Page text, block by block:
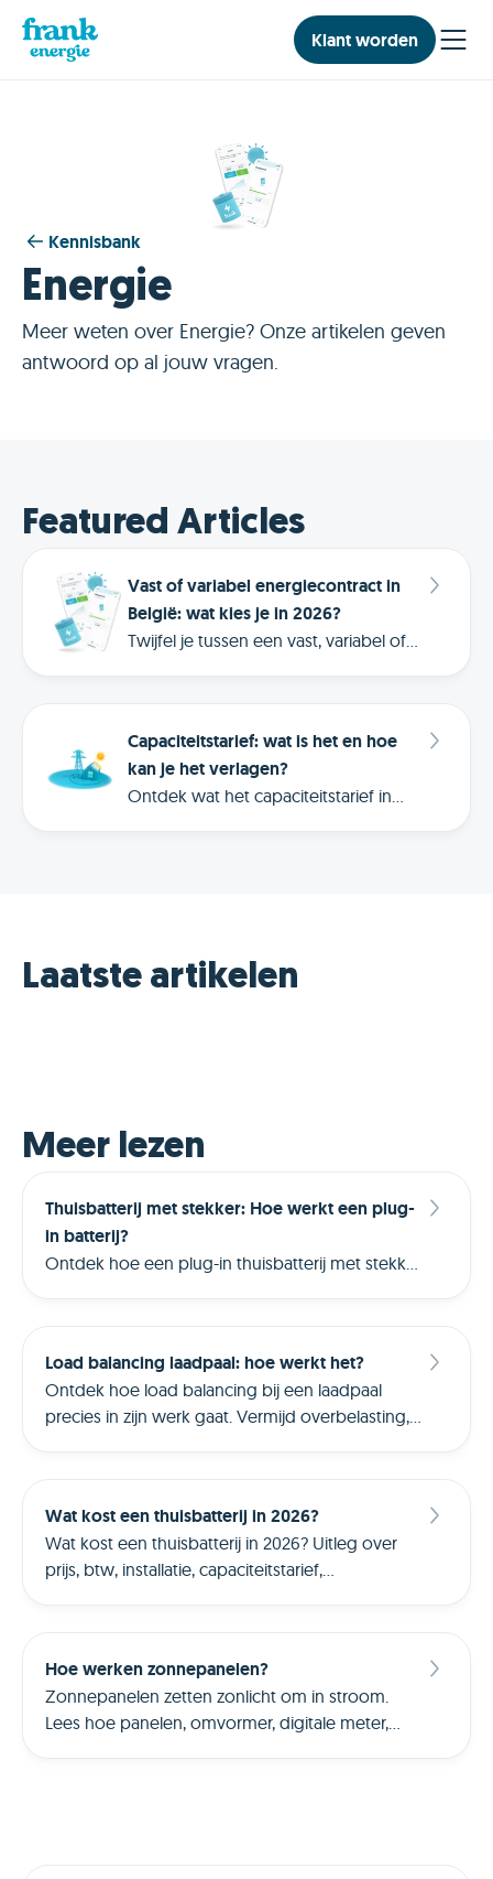
Klant worden
Kennisbank
Energie
Meer weten over Energie? Onze artikelen geven
antwoord op al jouw vragen.
Featured Articles
Vast of variabel energiecontract in
België: wat kies je in 2026?
Twijfel je tussen een vast, variabel of
2026.
Capaciteitstarief: wat is het en hoe
kan je het verlagen?
Ontdek wat het capaciteitstarief in
Laatste artikelen
Meer lezen
Thuisbatterij met stekker: Hoe werkt een plug-
in batterij?
Ontdek hoe een plug-in thuisbatterij met stekker
Load balancing laadpaal: hoe werkt het?
Ontdek hoe load balancing bij een laadpaal
precies in zijn werk gaat. Vermijd overbelasting,
Wat kost een thuisbatterij in 2026?
Wat kost een thuisbatterij in 2026? Uitleg over
prijs, btw, installatie, capaciteitstarief,
Hoe werken zonnepanelen?
Zonnepanelen zetten zonlicht om in stroom.
Lees hoe panelen, omvormer, digitale meter,